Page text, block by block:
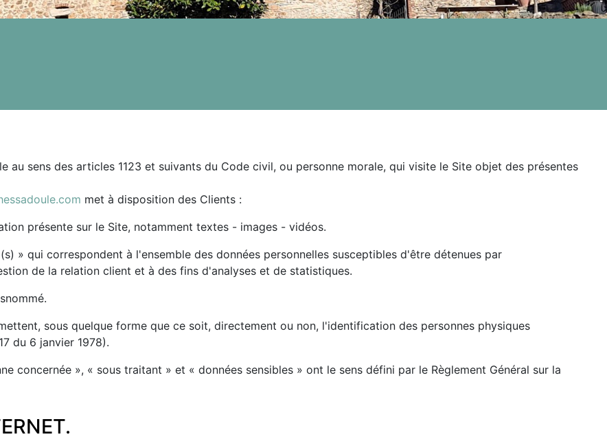
au sens des articles 1123 et suivants du Code civil, ou personne morale, qui visite le Site objet des présentes
met à disposition des Clients :
présente sur le Site, notamment textes - images - vidéos.
» qui correspondent à l'ensemble des données personnelles susceptibles d'être détenues par
de la relation client et à des fins d'analyses et de statistiques.
sous quelque forme que ce soit, directement ou non, l'identification des personnes physiques
du 6 janvier 1978).
concernée », « sous traitant » et « données sensibles » ont le sens défini par le Règlement Général sur la